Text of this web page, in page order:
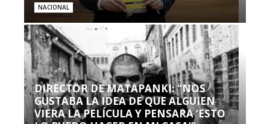
NACIONAL
DIRECTOR DE MATAPANKI: “NOS
GUSTABA LA IDEA DE QUE ALGUIEN
VIERA LA PELÍCULA Y PENSARA ‘ESTO